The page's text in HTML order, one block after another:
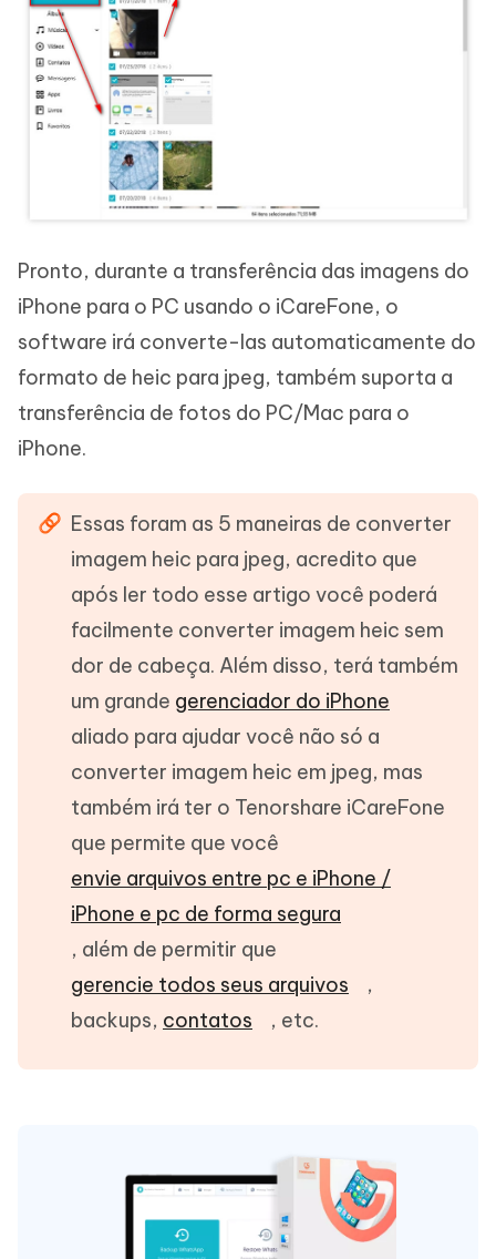
Pronto, durante a transferência das imagens do
iPhone para o PC usando o iCareFone, o
software irá converte-las automaticamente do
formato de heic para jpeg, também suporta a
transferência de fotos do PC/Mac para o
iPhone.
Essas foram as 5 maneiras de converter
imagem heic para jpeg, acredito que
após ler todo esse artigo você poderá
facilmente converter imagem heic sem
dor de cabeça. Além disso, terá também
um grande gerenciador do iPhone
aliado para ajudar você não só a
converter imagem heic em jpeg, mas
também irá ter o Tenorshare iCareFone
que permite que você
envie arquivos entre pc e iPhone /
iPhone e pc de forma segura
, além de permitir que
gerencie todos seus arquivos
,
backups, contatos , etc.